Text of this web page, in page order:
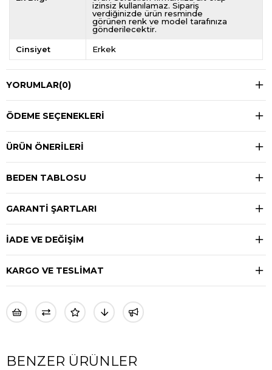
izinsiz kullanılamaz. Sipariş
verdiğinizde ürün resminde
görünen renk ve model tarafınıza
gönderilecektir.
Cinsiyet Erkek
YORUMLAR(0)
ÖDEME SEÇENEKLERI
ÜRÜN ÖNERILERI
BEDEN TABLOSU
GARANTİ ŞARTLARI
İADE VE DEĞİŞİM
KARGO VE TESLİMAT
BENZER ÜRÜNLER